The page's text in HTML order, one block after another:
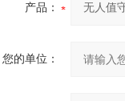
产品：
您的单位：